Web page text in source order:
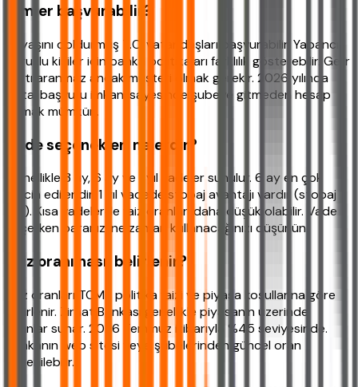
Kimler başvurabilir?
18 yaşını doldurmuş T.C. vatandaşları başvurabilir. Yabancı
uyruklu kişiler için banka politikaları farklılık gösterebilir. Gelir
şartı aranmaz ancak müşteri olmak gerekir. 2026 yılında
dijital başvuru imkanı sayesinde şubeye gitmeden hesap
açmak mümkün.
Vade seçenekleri nelerdir?
Genellikle 3 ay, 6 ay ve 1 yıl vadeler sunulur. 6 ay en çok
tercih edilendir. 1 yıl vadede stopaj avantajı vardır (stopaj
%0). Kısa vadelerde faiz oranları daha düşük olabilir. Vade
seçerken paranızı ne zaman kullanacağınızı düşünün.
Faiz oranı nasıl belirlenir?
Faiz oranları TCMB politika faizi ve piyasa koşullarına göre
belirlenir. Ziraat Bankası genellikle piyasanın üzerinde
oranlar sunar. 2026 Temmuz itibarıyla %45 seviyesinde.
Bankanın web sitesi veya şubelerinden güncel oran
öğrenilebilir.